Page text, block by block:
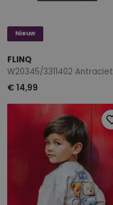
Nieuw
FLINQ
W20345/3311402 Antraciet
€ 14,99